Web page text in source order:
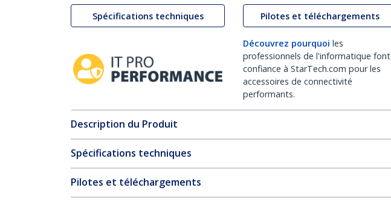
Spécifications techniques Pilotes et téléchargements
Découvrez pourquoi les
professionnels de l'informatique font
confiance à StarTech.com pour les
accessoires de connectivité
performants.
Description du Produit
Spécifications techniques
Pilotes et téléchargements